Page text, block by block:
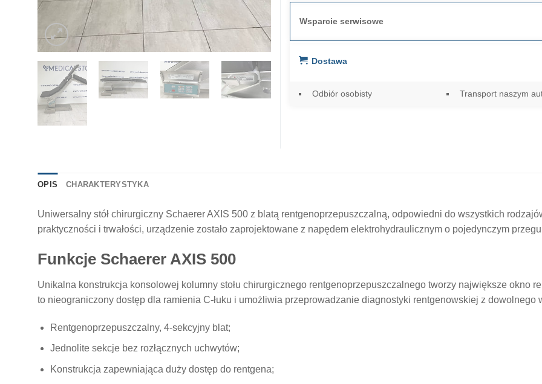
Wsparcie serwisowe
Dostawa
Odbiór osobisty Transport naszym
OPIS CHARAKTERYSTYKA
Uniwersalny stół chirurgiczny Schaerer AXIS 500 z blatą rentgenoprzepuszczalną, odpowiedni do wszystkich
praktyczności i trwałości, urządzenie zostało zaprojektowane z napędem elektrohydraulicznym o pojedynczym
Funkcje Schaerer AXIS 500
Unikalna konstrukcja konsolowej kolumny stołu chirurgicznego rentgenoprzepuszczalnego tworzy największe okno
to nieograniczony dostęp dla ramienia C-łuku i umożliwia przeprowadzanie diagnostyki rentgenowskiej z dowolnego
Rentgenoprzepuszczalny, 4-sekcyjny blat;
Jednolite sekcje bez rozłącznych uchwytów;
Konstrukcja zapewniająca duży dostęp do rentgena;